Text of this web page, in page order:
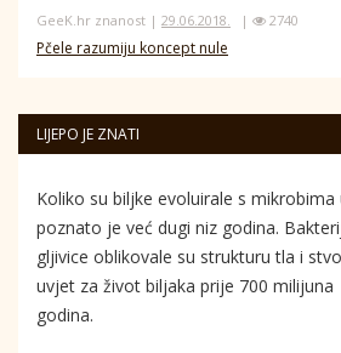
GeeK.hr znanost | 29.06.2018. | 2740
Pčele razumiju koncept nule
LIJEPO JE ZNATI
Koliko su biljke evoluirale s mikrobima
poznato je već dugi niz godina.
gljivice oblikovale su strukturu tla i
uvjet za život biljaka prije 700 milijuna
godina.